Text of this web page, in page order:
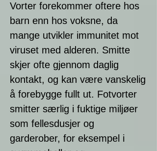
Vorter forekommer oftere hos
barn enn hos voksne, da
mange utvikler immunitet mot
viruset med alderen. Smitte
skjer ofte gjennom daglig
kontakt, og kan være vanskelig
å forebygge fullt ut. Fotvorter
smitter særlig i fuktige miljøer
som fellesdusjer og
garderober, for eksempel i